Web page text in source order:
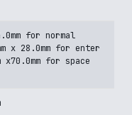
for normal
x 28.0mm for enter
x70.0mm for space